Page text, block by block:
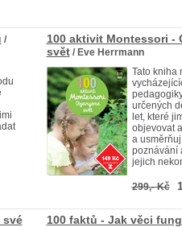
/
100 aktivit Montessori -
svět/ Eve Herrmann
Tato kniha
určených
let, které
objevovat
a
poznávání
jejich
299,- Kč
své
100 faktů - Jak věci